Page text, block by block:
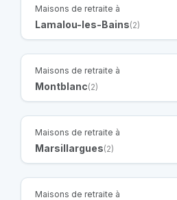
Maisons de retraite à
Lamalou-les-Bains(2)
Maisons de retraite à
Montblanc(2)
Maisons de retraite à
Marsillargues(2)
Maisons de retraite à